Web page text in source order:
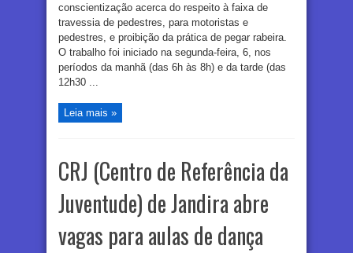
conscientização acerca do respeito à faixa de
travessia de pedestres, para motoristas e
pedestres, e proibição da prática de pegar rabeira.
O trabalho foi iniciado na segunda-feira, 6, nos
períodos da manhã (das 6h às 8h) e da tarde (das
12h30 ...
Leia mais »
CRJ (Centro de Referência da
Juventude) de Jandira abre
vagas para aulas de dança